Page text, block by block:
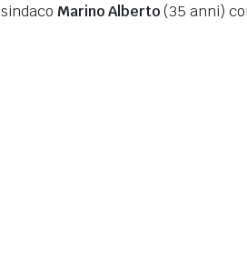
sindaco Marino Alberto(35 anni)